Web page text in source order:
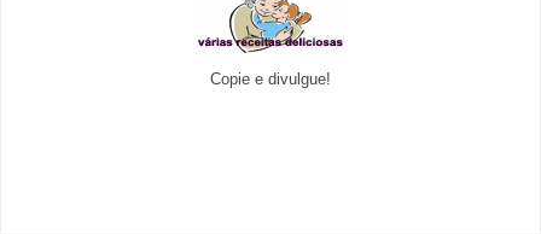
Copie e divulgue!